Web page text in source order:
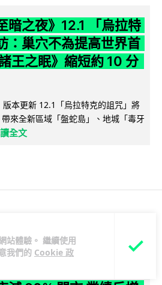
站體驗。 繼續使用
我們的 Cookie 政
暗之夜》12.1 「烏拉特
：巢穴不為提高世界首
王之眠》縮短約 10 分
版本更新 12.1「烏拉特克的詛咒」將
來全新區域「盤蛇島」、地城「毒牙
全文